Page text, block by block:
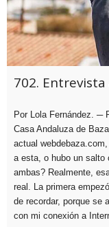
702.
Por Lola Fernández. ─
Casa Andaluza de
actual
a esta, o hubo un salto
ambas? Realmente,
real. La primera
de recordar, porque se
con mi conexión a